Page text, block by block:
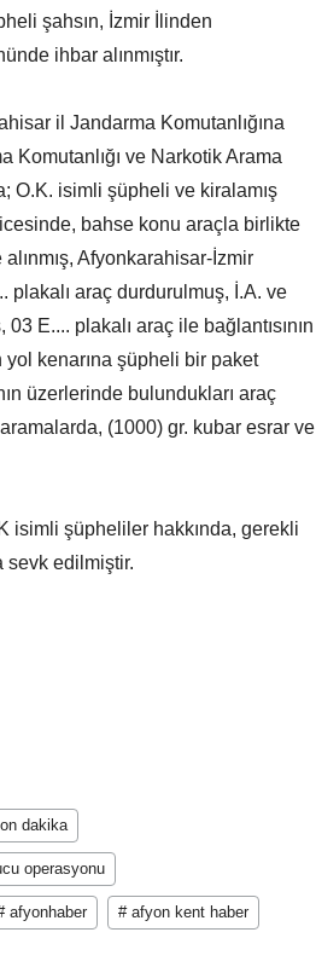
şahsın, İzmir İlinden
ihbar alınmıştır.
il Jandarma Komutanlığına
Komutanlığı ve Narkotik Arama
O.K. isimli şüpheli ve kiralamış
bahse konu araçla birlikte
Afyonkarahisar-İzmir
plakalı araç durdurulmuş, İ.A. ve
E.... plakalı araç ile bağlantısının
kenarına şüpheli bir paket
üzerlerinde bulundukları araç
(1000) gr. kubar esrar ve
isimli şüpheliler hakkında, gerekli
sevk edilmiştir.
dakika
operasyonu
afyonhaber # afyon kent haber